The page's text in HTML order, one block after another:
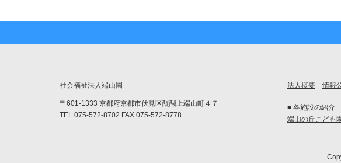
社会福祉法人端山園
〒601-1333 京都府京都市伏見区醍醐上端山町４７
TEL 075-572-8702 FAX 075-572-8778
法人概要 情報
■ 各施設の紹介
端山の丘こども